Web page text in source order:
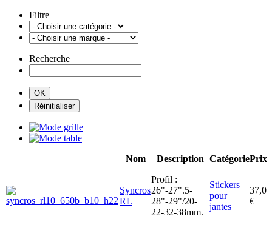
Filtre
Recherche
Nom Description CatégoriePrix
Syncros
RL
Profil :
26"-27".5-
28"-29"/20-
22-32-38mm.
Stickers
pour
jantes
37,0
€